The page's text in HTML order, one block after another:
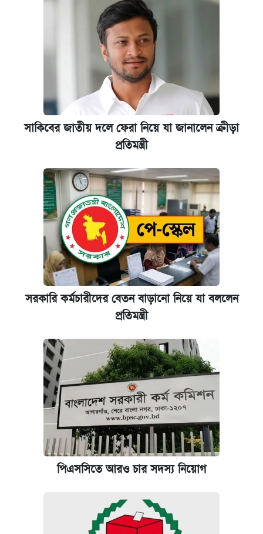
প্রতিষ্ঠান প্রধানদের ভাইভা শুরুর নির্দেশ শিক্ষামন্ত্রীর
সাকিবের জাতীয় দলে ফেরা নিয়ে যা জানালেন ক্রীড়া
প্রতিমন্ত্রী
সরকারি কর্মচারীদের বেতন বাড়ানো নিয়ে যা বললেন
প্রতিমন্ত্রী
পিএসসিতে আরও চার সদস্য নিয়োগ